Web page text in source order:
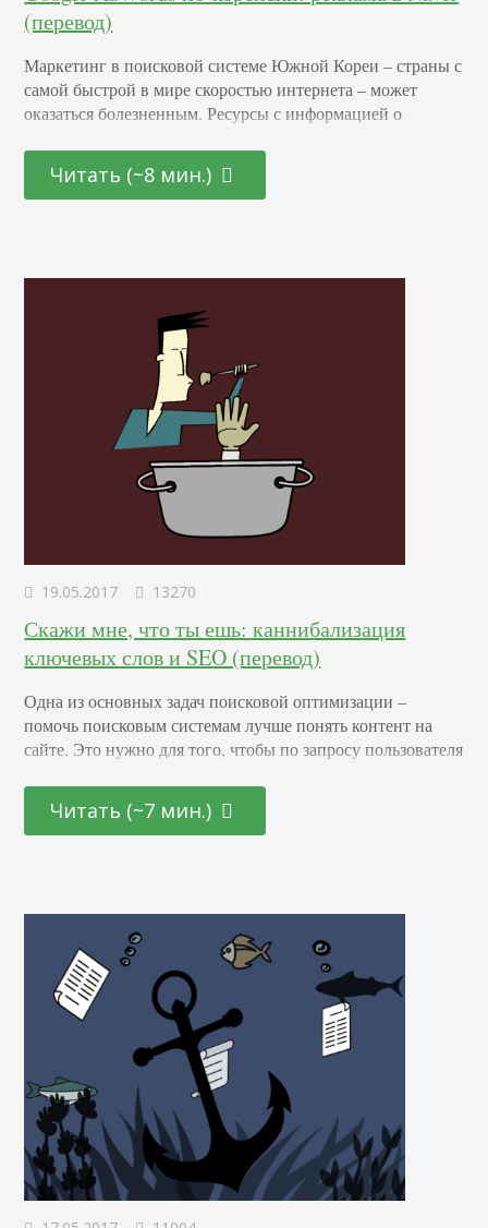
(перевод)
Маркетинг в поисковой системе Южной Кореи – страны с
самой быстрой в мире скоростью интернета – может
оказаться болезненным. Ресурсы с информацией о
в локальном поиске. Так что же – неужели компании
должны отказываться от кропотливых усилий и просто
Читать (~8 мин.)
19.05.2017 13270
Скажи мне, что ты ешь: каннибализация
ключевых слов и SEO (перевод)
Одна из основных задач поисковой оптимизации –
помочь поисковым системам лучше понять контент на
сайте. Это нужно для того, чтобы по запросу пользователя
соответствующий запросу. Часть работы человека,
ответственного за контент на сайте, как раз и заключается
Читать (~7 мин.)